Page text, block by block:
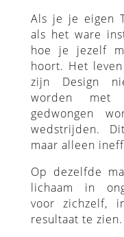
Als je je eigen
als het ware
hoe je jezelf
hoort. Het
zijn Design
worden met
gedwongen
wedstrijden.
maar alleen
Op dezelfde
lichaam in
voor zichzelf,
resultaat te zien.